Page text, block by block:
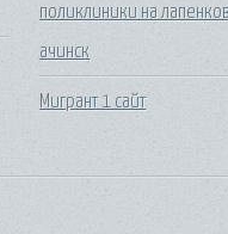
поликлиники на
ачинск
Мигрант 1 сайт